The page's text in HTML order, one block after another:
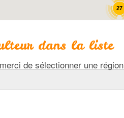
27
dans la liste
de sélectionner une région